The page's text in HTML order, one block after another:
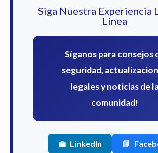
Siga Nuestra Experiencia
Línea
Síganos para consejos
seguridad,
legales y noticias de
comunidad!
💼 LinkedIn 📘